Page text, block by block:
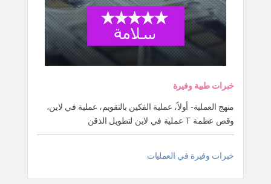
خبرات طبية وفيرة
منهج العملية- أولاً، عملية الفكين بالتقويم، عملية في لاين،
وقص عظمة T عملية في لاين لتطويل الذقن
خبرات وفيرة في العمليات